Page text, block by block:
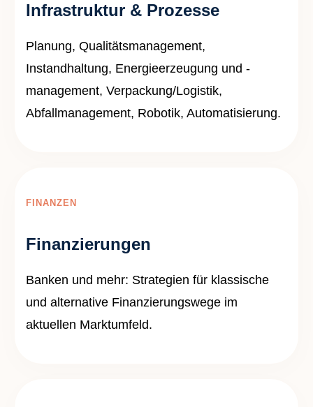
Infrastruktur & Prozesse
Planung, Qualitätsmanagement,
Instandhaltung, Energieerzeugung und -
management, Verpackung/Logistik,
Abfallmanagement, Robotik, Automatisierung.
FINANZEN
Finanzierungen
Banken und mehr: Strategien für klassische
und alternative Finanzierungswege im
aktuellen Marktumfeld.